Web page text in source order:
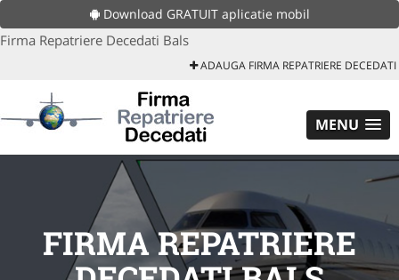
Download GRATUIT aplicatie mobil
Firma Repatriere Decedati Bals
ADAUGA FIRMA REPATRIERE DECEDATI
MENU
FIRMA REPATRIERE